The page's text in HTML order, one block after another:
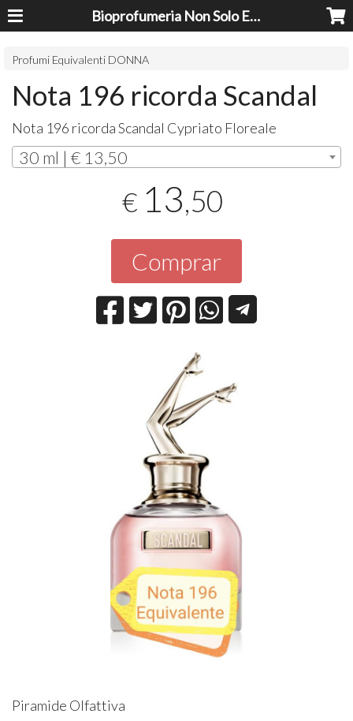
Bioprofumeria Non Solo Essenze
Profumi Equivalenti DONNA
Nota 196 ricorda Scandal
Nota 196 ricorda Scandal Cypriato Floreale
30 ml | € 13,50
€ 13,50
Comprar
Piramide Olfattiva